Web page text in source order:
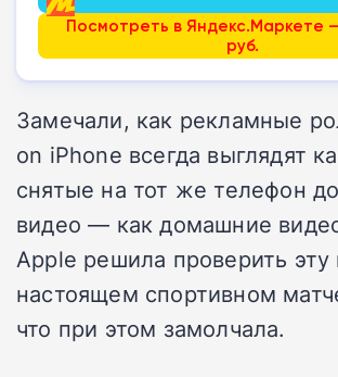
Посмотреть в Яндекс.Маркете
руб.
Замечали, как рекламные
on iPhone всегда выглядят
снятые на тот же телефон
видео — как домашние
Apple решила проверить
настоящем спортивном
что при этом замолчала.